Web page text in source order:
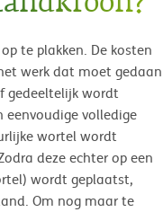
te plakken. De kosten
werk dat moet gedaan
gedeeltelijk wordt
eenvoudige volledige
wortel wordt
deze echter op een
wordt geplaatst,
Om nog maar te